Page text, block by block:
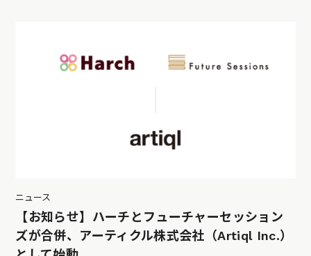
ニュース
【お知らせ】ハーチとフューチャーセッション
ズが合併、アーティクル株式会社（Artiql Inc.）